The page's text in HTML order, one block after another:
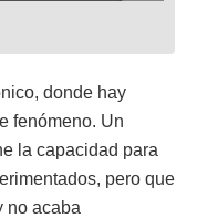
donde hay
fenómeno. Un
la capacidad para
pero que
no acaba